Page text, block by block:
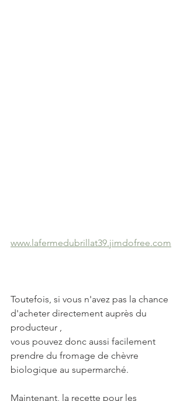
www.lafermedubrillat39.jimdofree.com
Toutefois, si vous n'avez pas la chance
d'acheter directement auprès du
producteur ,
vous pouvez donc aussi facilement
prendre du fromage de chèvre
biologique au supermarché.
Maintenant, la recette pour les